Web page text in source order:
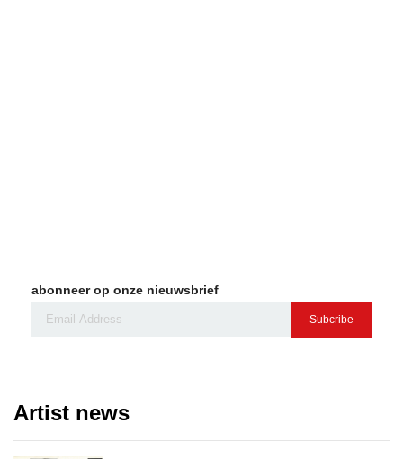
abonneer op onze nieuwsbrief
Subcribe
Artist news